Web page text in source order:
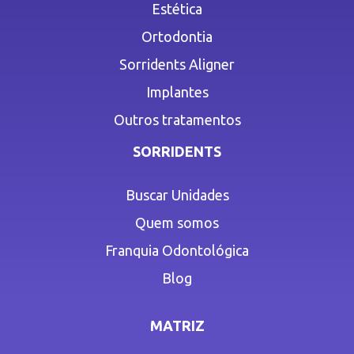
Estética
Ortodontia
Sorridents Aligner
Implantes
Outros tratamentos
SORRIDENTS
Buscar Unidades
Quem somos
Franquia Odontológica
Blog
MATRIZ